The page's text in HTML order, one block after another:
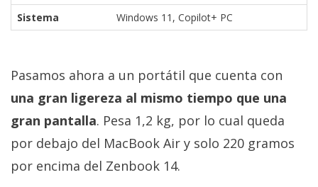
Sistema
Windows 11, Copilot+ PC
Pasamos ahora a un portátil que cuenta con
una gran ligereza al mismo tiempo que una
gran pantalla. Pesa 1,2 kg, por lo cual queda
por debajo del MacBook Air y solo 220 gramos
por encima del Zenbook 14.